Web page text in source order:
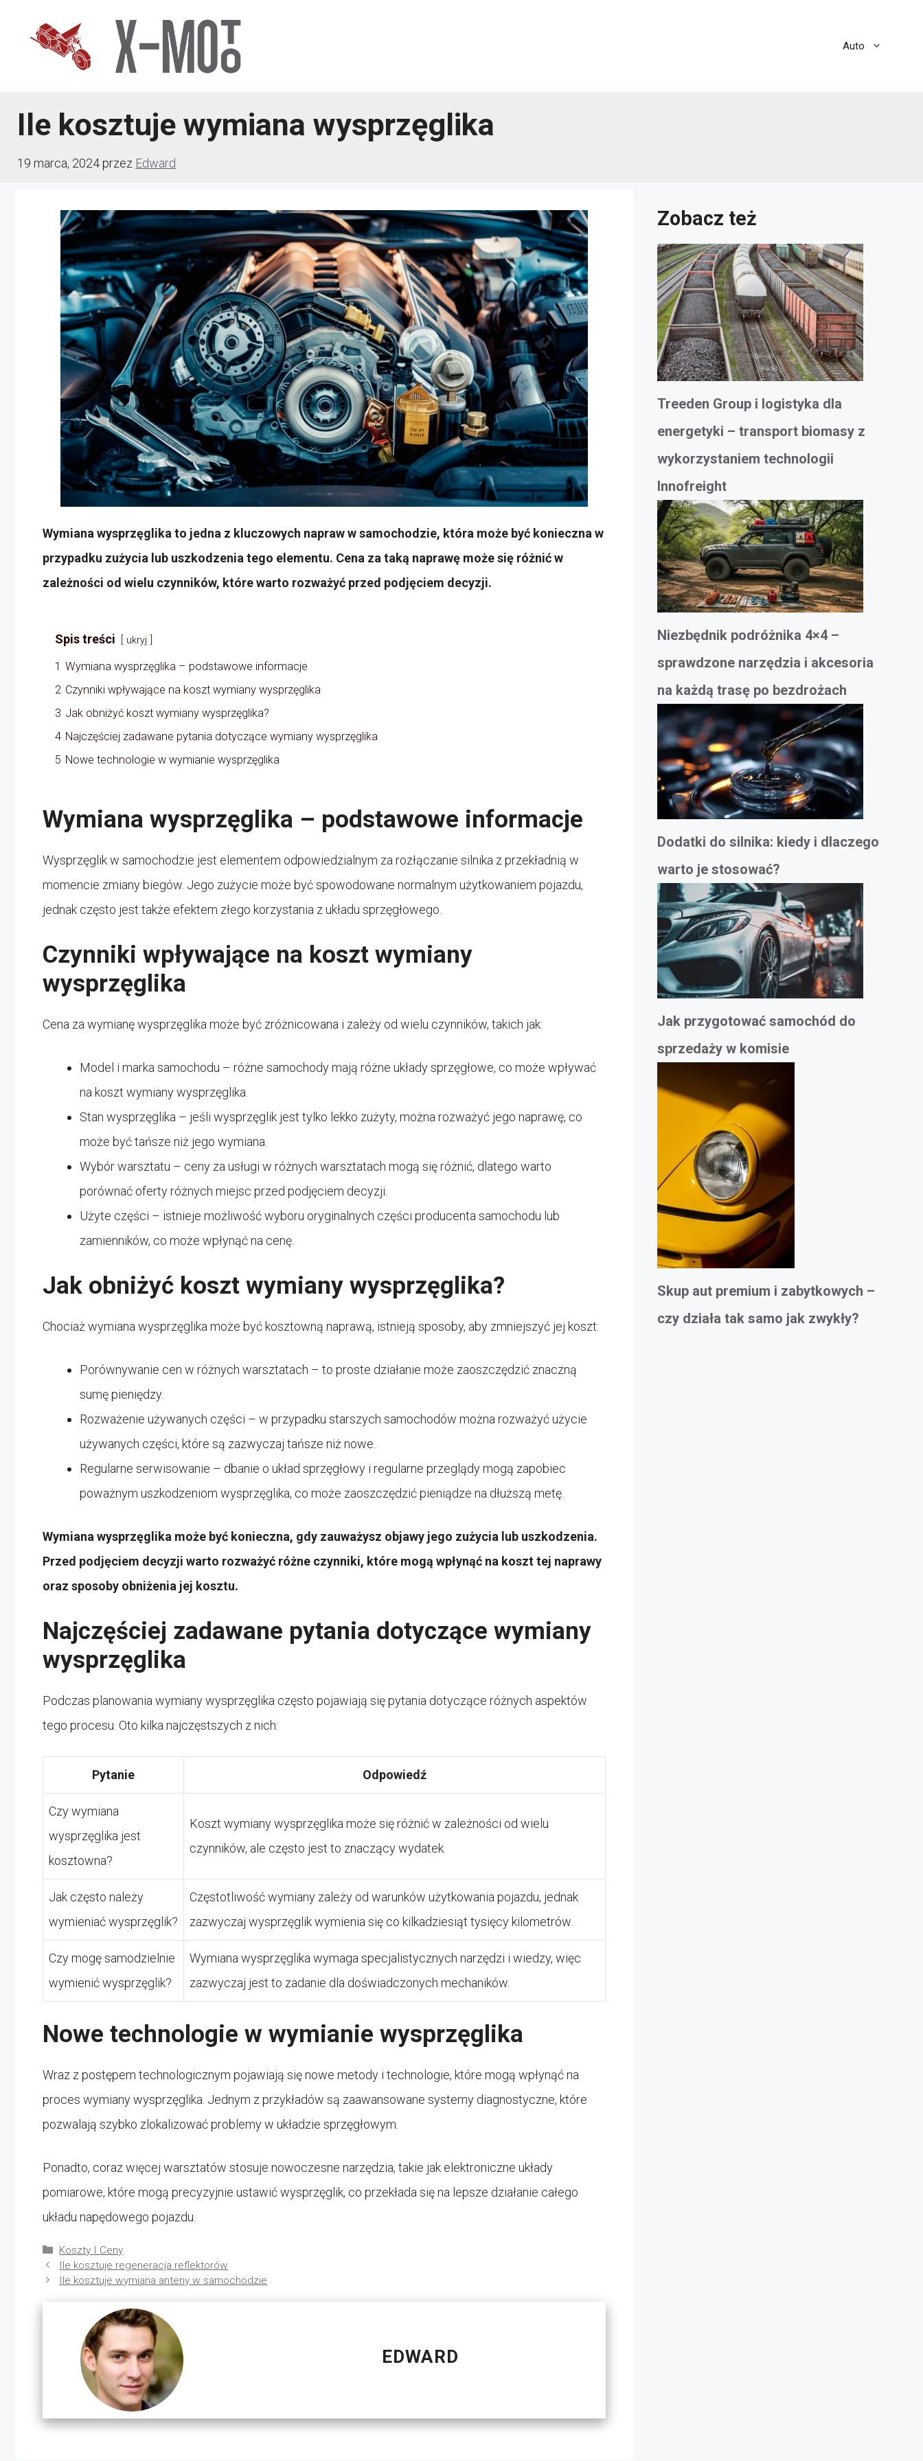
Auto
Ile kosztuje wymiana wysprzęglika
19 marca, 2024przez Edward
Wymiana wysprzęglika to jedna z kluczowych napraw w samochodzie, która może być konieczna w
przypadku zużycia lub uszkodzenia tego elementu. Cena za taką naprawę może się różnić w
zależności od wielu czynników, które warto rozważyć przed podjęciem decyzji.
Spis treści ukryj
1 Wymiana wysprzęglika – podstawowe informacje
2 Czynniki wpływające na koszt wymiany wysprzęglika
3 Jak obniżyć koszt wymiany wysprzęglika?
4 Najczęściej zadawane pytania dotyczące wymiany wysprzęglika
5 Nowe technologie w wymianie wysprzęglika
Wymiana wysprzęglika – podstawowe informacje
Wysprzęglik w samochodzie jest elementem odpowiedzialnym za rozłączanie silnika z przekładnią w
momencie zmiany biegów. Jego zużycie może być spowodowane normalnym użytkowaniem pojazdu,
jednak często jest także efektem złego korzystania z układu sprzęgłowego.
Czynniki wpływające na koszt wymiany
wysprzęglika
Cena za wymianę wysprzęglika może być zróżnicowana i zależy od wielu czynników, takich jak:
Model i marka samochodu – różne samochody mają różne układy sprzęgłowe, co może wpływać
na koszt wymiany wysprzęglika.
Stan wysprzęglika – jeśli wysprzęglik jest tylko lekko zużyty, można rozważyć jego naprawę, co
może być tańsze niż jego wymiana.
Wybór warsztatu – ceny za usługi w różnych warsztatach mogą się różnić, dlatego warto
porównać oferty różnych miejsc przed podjęciem decyzji.
Użyte części – istnieje możliwość wyboru oryginalnych części producenta samochodu lub
zamienników, co może wpłynąć na cenę.
Jak obniżyć koszt wymiany wysprzęglika?
Chociaż wymiana wysprzęglika może być kosztowną naprawą, istnieją sposoby, aby zmniejszyć jej koszt:
Porównywanie cen w różnych warsztatach – to proste działanie może zaoszczędzić znaczną
sumę pieniędzy.
Rozważenie używanych części – w przypadku starszych samochodów można rozważyć użycie
używanych części, które są zazwyczaj tańsze niż nowe.
Regularne serwisowanie – dbanie o układ sprzęgłowy i regularne przeglądy mogą zapobiec
poważnym uszkodzeniom wysprzęglika, co może zaoszczędzić pieniądze na dłuższą metę.
Wymiana wysprzęglika może być konieczna, gdy zauważysz objawy jego zużycia lub uszkodzenia.
Przed podjęciem decyzji warto rozważyć różne czynniki, które mogą wpłynąć na koszt tej naprawy
oraz sposoby obniżenia jej kosztu.
Najczęściej zadawane pytania dotyczące wymiany
wysprzęglika
Podczas planowania wymiany wysprzęglika często pojawiają się pytania dotyczące różnych aspektów
tego procesu. Oto kilka najczęstszych z nich:
Pytanie Odpowiedź
Czy wymiana
wysprzęglika jest
kosztowna?
Koszt wymiany wysprzęglika może się różnić w zależności od wielu
czynników, ale często jest to znaczący wydatek.
Jak często należy
wymieniać wysprzęglik?
Częstotliwość wymiany zależy od warunków użytkowania pojazdu, jednak
zazwyczaj wysprzęglik wymienia się co kilkadziesiąt tysięcy kilometrów.
Czy mogę samodzielnie
wymienić wysprzęglik?
Wymiana wysprzęglika wymaga specjalistycznych narzędzi i wiedzy, więc
zazwyczaj jest to zadanie dla doświadczonych mechaników.
Nowe technologie w wymianie wysprzęglika
Wraz z postępem technologicznym pojawiają się nowe metody i technologie, które mogą wpłynąć na
proces wymiany wysprzęglika. Jednym z przykładów są zaawansowane systemy diagnostyczne, które
pozwalają szybko zlokalizować problemy w układzie sprzęgłowym.
Ponadto, coraz więcej warsztatów stosuje nowoczesne narzędzia, takie jak elektroniczne układy
pomiarowe, które mogą precyzyjnie ustawić wysprzęglik, co przekłada się na lepsze działanie całego
układu napędowego pojazdu.
Kategorie
Koszty I Ceny
Ile kosztuje regeneracja reflektorów
Ile kosztuje wymiana anteny w samochodzie
EDWARD
Zobacz też
Treeden Group i logistyka dla
energetyki – transport biomasy z
wykorzystaniem technologii
Innofreight
Niezbędnik podróżnika 4×4 –
sprawdzone narzędzia i akcesoria
na każdą trasę po bezdrożach
Dodatki do silnika: kiedy i dlaczego
warto je stosować?
Jak przygotować samochód do
sprzedaży w komisie
Skup aut premium i zabytkowych –
czy działa tak samo jak zwykły?